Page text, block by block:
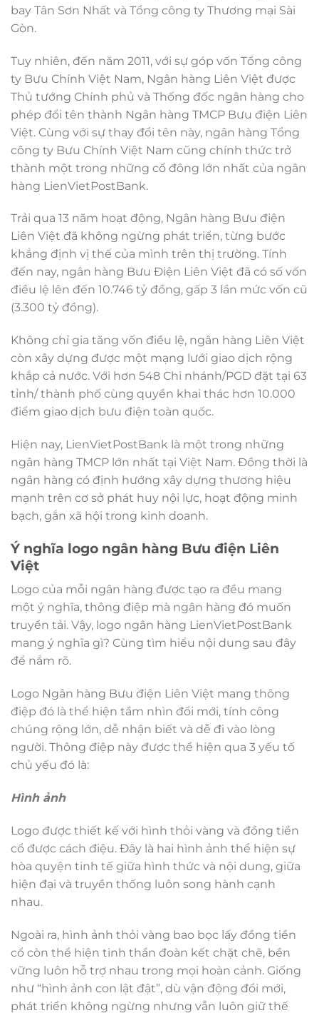
bay Tân Sơn Nhất và Tổng công ty Thương mại Sài
Gòn.
Tuy nhiên, đến năm 2011, với sự góp vốn Tổng công
ty Bưu Chính Việt Nam, Ngân hàng Liên Việt được
Thủ tướng Chính phủ và Thống đốc ngân hàng cho
phép đổi tên thành Ngân hàng TMCP Bưu điện Liên
Việt. Cùng với sự thay đổi tên này, ngân hàng Tổng
công ty Bưu Chính Việt Nam cũng chính thức trở
thành một trong những cổ đông lớn nhất của ngân
hàng LienVietPostBank.
Trải qua 13 năm hoạt động, Ngân hàng Bưu điện
Liên Việt đã không ngừng phát triển, từng bước
khẳng định vị thế của mình trên thị trường. Tính
đến nay, ngân hàng Bưu Điện Liên Việt đã có số vốn
điều lệ lên đến 10.746 tỷ đồng, gấp 3 lần mức vốn cũ
(3.300 tỷ đồng).
Không chỉ gia tăng vốn điều lệ, ngân hàng Liên Việt
còn xây dựng được một mạng lưới giao dịch rộng
khắp cả nước. Với hơn 548 Chi nhánh/PGD đặt tại 63
tỉnh/ thành phố cùng quyền khai thác hơn 10.000
điểm giao dịch bưu điện toàn quốc.
Hiện nay, LienVietPostBank là một trong những
ngân hàng TMCP lớn nhất tại Việt Nam. Đồng thời là
ngân hàng có định hướng xây dựng thương hiệu
mạnh trên cơ sở phát huy nội lực, hoạt động minh
bạch, gắn xã hội trong kinh doanh.
Ý nghĩa logo ngân hàng Bưu điện Liên
Việt
Logo của mỗi ngân hàng được tạo ra đều mang
một ý nghĩa, thông điệp mà ngân hàng đó muốn
truyền tải. Vậy, logo ngân hàng LienVietPostBank
mang ý nghĩa gì? Cùng tìm hiểu nội dung sau đây
để nắm rõ.
Logo Ngân hàng Bưu điện Liên Việt mang thông
điệp đó là thể hiện tầm nhìn đổi mới, tính công
chúng rộng lớn, dễ nhận biết và dễ đi vào lòng
người. Thông điệp này được thể hiện qua 3 yếu tố
chủ yếu đó là:
Hình ảnh
Logo được thiết kế với hình thỏi vàng và đồng tiền
cổ được cách điệu. Đây là hai hình ảnh thể hiện sự
hòa quyện tinh tế giữa hình thức và nội dung, giữa
hiện đại và truyền thống luôn song hành cạnh
nhau.
Ngoài ra, hình ảnh thỏi vàng bao bọc lấy đồng tiền
cổ còn thể hiện tinh thần đoàn kết chặt chẽ, bền
vững luôn hỗ trợ nhau trong mọi hoàn cảnh. Giống
như “hình ảnh con lật đật”, dù vận động đổi mới,
phát triển không ngừng nhưng vẫn luôn giữ thế